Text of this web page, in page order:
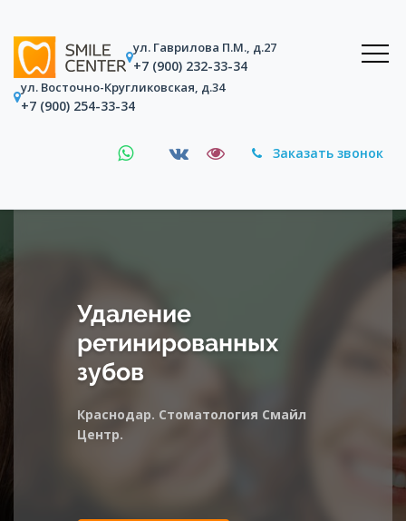
ул. Гаврилова П.М., д.27
+7 (900) 232-33-34
ул. Восточно-Кругликовская, д.34
+7 (900) 254-33-34
Заказать звонок
Удаление
ретинированных
зубов
Краснодар. Стоматология Смайл
Центр.